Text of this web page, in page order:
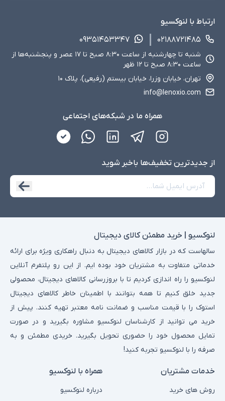
ارتباط با لنوکسیو
۰۲۱۸۸۷۲۱۴۸۵
۰۹۳۵۱۴۵۳۳۴۷
شنبه تا چهارشنبه از ساعت ۸:۳۰ صبح تا ۱۷ عصر و پنجشنبه‌ها از
ساعت ۸:۳۰ صبح تا ۱۲ ظهر
تهران، خیابان وزرا، خیابان بیستم (رفیعی)، پلاک ۱۰
info@lenoxio.com
همراه ما در شبکه‌های اجتماعی
از جدید‌ترین تخفیف‌ها با‌خبر شوید
لنوکسیو | خرید مطمئن کالای دیجیتال
سالهاست که در بازار کالاهای دیجیتال به دنبال راهکاری ویژه برای ارائه
خدماتی متفاوت به مشتریان خود بوده ایم. از این رو پلتفرم آنلاین
لنوکسیو را راه اندازی کردیم تا با بروزرسانی کالاهای دیجیتال، محصولی
جدید خلق کنیم تا همه بتوانند با اطمینان خاطر کالاهای دیجیتال
استوک را با قیمت مناسب و ضمانت نامه معتبر تهیه کنند. پیش از
خرید می توانید از کارشناسان لنوکسیو مشاوره بگیرید و در صورت
تمایل محصول خود را حضوری تحویل بگیرید. خریدی مطمئن و به
صرفه را با لنوکسیو تجربه کنید!
خدمات مشتریان
روش های خرید
همراه با لنوکسیو
درباره لنوکسیو